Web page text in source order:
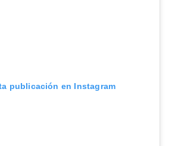
publicación en Instagram